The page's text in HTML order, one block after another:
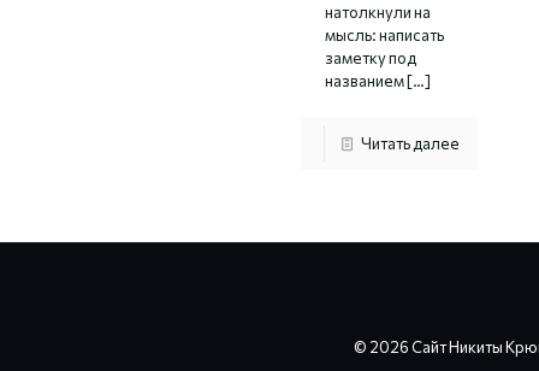
натолкнули на
мысль: написать
заметку под
названием[…]
Читать далее
© 2026 Сайт Никиты